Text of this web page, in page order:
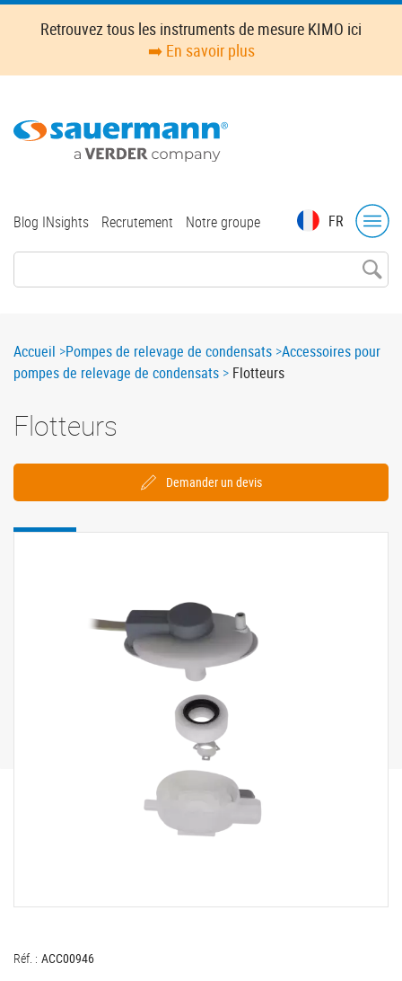
Skip
content
Retrouvez tous les instruments de mesure KIMO ici
➡️ En savoir plus
FR
Top
Blog INsights Recrutement Notre groupe
Breadcrumb
Accueil Pompes de relevage de condensats Accessoires pour
pompes de relevage de condensats
Flotteurs
Flotteurs
Demander un devis
Réf. : ACC00946